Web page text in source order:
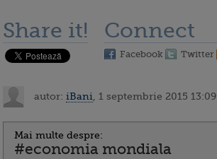
Share it! Connect
Facebook Twitter
autor: iBani , 1 septembrie 2015 13:09
Mai multe despre:
#economia mondiala